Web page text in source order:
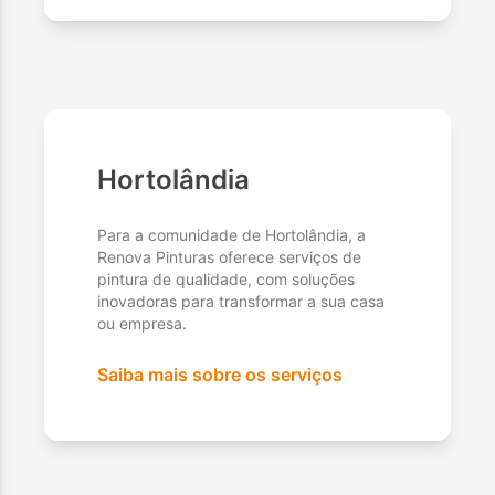
Hortolândia
Para a comunidade de Hortolândia, a
Renova Pinturas oferece serviços de
pintura de qualidade, com soluções
inovadoras para transformar a sua casa
ou empresa.
Saiba mais sobre os serviços